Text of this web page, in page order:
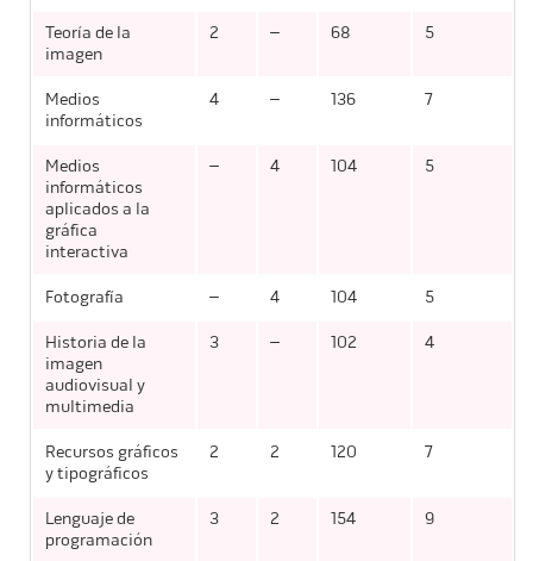
Teoría de la
imagen
2 – 68 5
Medios
informáticos
4 – 136 7
Medios
informáticos
aplicados a la
gráfica
interactiva
– 4 104 5
Fotografía – 4 104 5
Historia de la
imagen
audiovisual y
multimedia
3 – 102 4
Recursos gráficos
y tipográficos
2 2 120 7
Lenguaje de
programación
3 2 154 9